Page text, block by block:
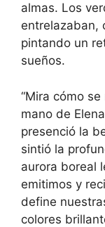
almas. Los
entrelazaban,
pintando un
sueños.
“Mira cómo
mano de
presenció la
sintió la
aurora boreal
emitimos y
define
colores